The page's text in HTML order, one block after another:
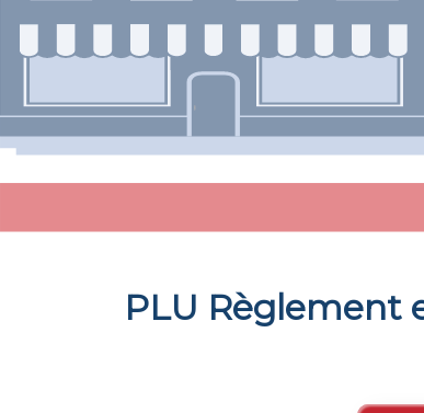
PLU Règlement